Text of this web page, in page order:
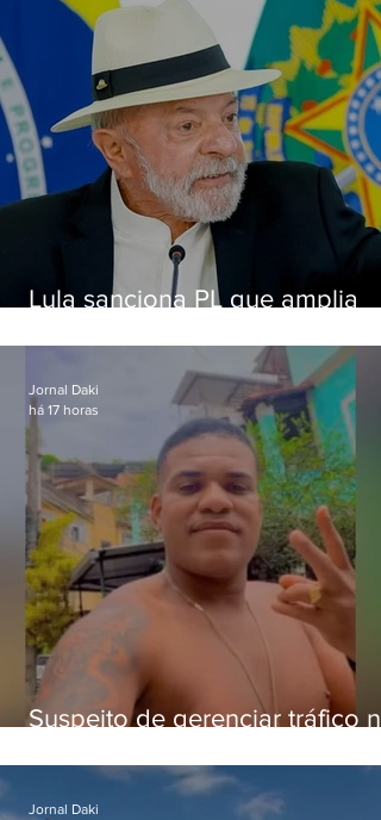
Lula sanciona PL que amplia
crianças
Suspeito de gerenciar tráfico na
foragido
Jornal Daki
há 17 horas
Jornal Daki